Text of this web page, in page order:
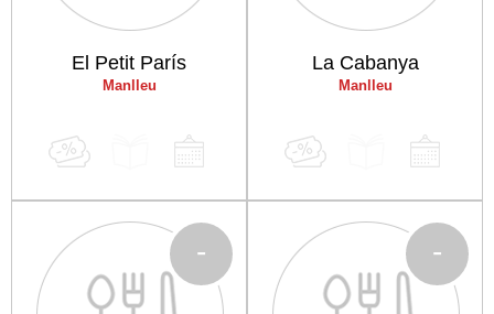
El Petit París
Manlleu
La Cabanya
Manlleu
- -